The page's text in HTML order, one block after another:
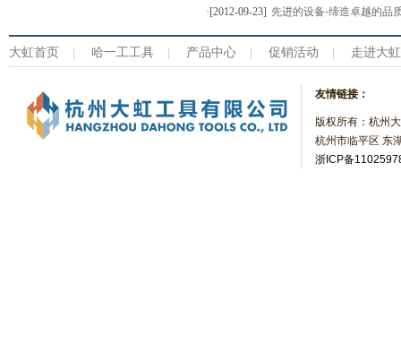
·[2012-09-23] 先进的设备-缔造卓越的品
大虹首页 哈一工工具 产品中心 促销活动 走进大虹
友情链接：
版权所有：杭州
杭州市临平区 东
浙ICP备